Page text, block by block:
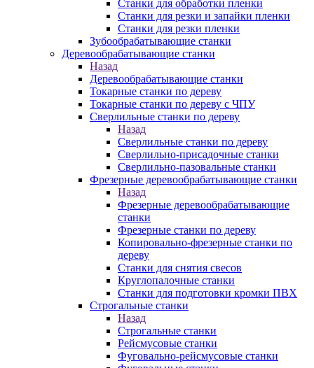
Станки для обработки пленки
Станки для резки и запайки пленки
Станки для резки пленки
Зубообрабатывающие станки
Деревообрабатывающие станки
Назад
Деревообрабатывающие станки
Токарные станки по дереву
Токарные станки по дереву с ЧПУ
Сверлильные станки по дереву
Назад
Сверлильные станки по дереву
Сверлильно-присадочные станки
Сверлильно-пазовальные станки
Фрезерные деревообрабатывающие станки
Назад
Фрезерные деревообрабатывающие
станки
Фрезерные станки по дереву
Копировально-фрезерные станки по
дереву
Станки для снятия свесов
Круглопалочные станки
Станки для подготовки кромки ПВХ
Строгальные станки
Назад
Строгальные станки
Рейсмусовые станки
Фуговально-рейсмусовые станки